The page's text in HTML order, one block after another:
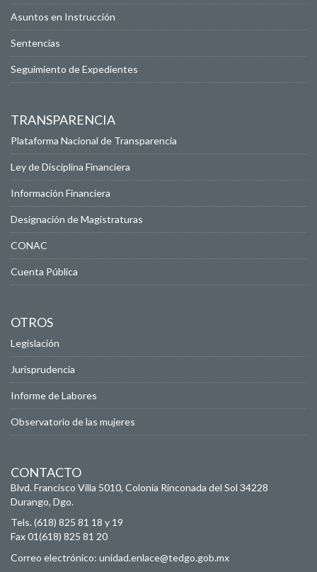
Asuntos en Instrucción
Sentencias
Seguimiento de Expedientes
TRANSPARENCIA
Plataforma Nacional de Transparencia
Ley de Disciplina Financiera
Información Financiera
Designación de Magistraturas
CONAC
Cuenta Pública
OTROS
Legislación
Jurisprudencia
Informe de Labores
Observatorio de las mujeres
CONTACTO
Blvd. Francisco Villa 5010, Colonia Rinconada del Sol 34228
Durango, Dgo.
Tels. (618) 825 81 18 y 19
Fax 01(618) 825 81 20
Correo electrónico: unidad.enlace@tedgo.gob.mx